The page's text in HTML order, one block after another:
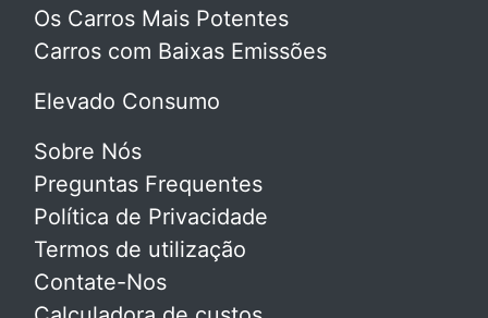
Os Carros Mais Potentes
Carros com Baixas Emissões
Elevado Consumo
Sobre Nós
Preguntas Frequentes
Política de Privacidade
Termos de utilização
Contate-Nos